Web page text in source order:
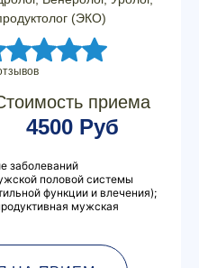
(ЭКО)
приема
4500 Руб
заболеваний
половой системы
функции и влечения);
мужская